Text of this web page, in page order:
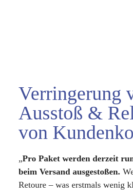
Verringerung
Ausstoß &
von
„Pro Paket werden derzeit
beim Versand ausgestoßen.
Retoure – was erstmals wenig